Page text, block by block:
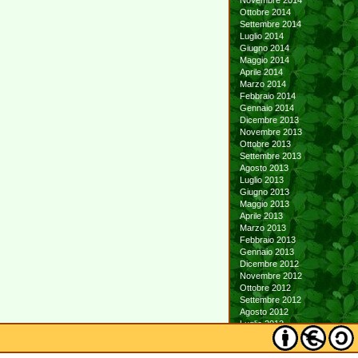
Ottobre 2014
Settembre 2014
Luglio 2014
Giugno 2014
Maggio 2014
Aprile 2014
Marzo 2014
Febbraio 2014
Gennaio 2014
Dicembre 2013
Novembre 2013
Ottobre 2013
Settembre 2013
Agosto 2013
Luglio 2013
Giugno 2013
Maggio 2013
Aprile 2013
Marzo 2013
Febbraio 2013
Gennaio 2013
Dicembre 2012
Novembre 2012
Ottobre 2012
Settembre 2012
Agosto 2012
Luglio 2012
Giugno 2012
Maggio 2012